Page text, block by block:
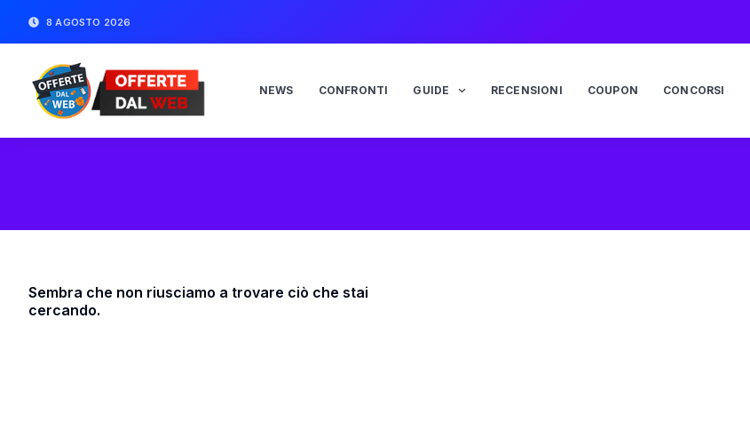
8 AGOSTO 2026
NEWS CONFRONTI GUIDE RECENSIONI COUPON CONCORSI
Sembra che non riusciamo a trovare ciò che stai
cercando.